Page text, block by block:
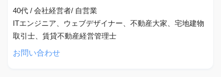
40代 / 会社経営者/ 自営業
ITエンジニア、ウェブデザイナー、不動産大家、宅地建物
取引士、賃貸不動産経営管理士
お問い合わせ